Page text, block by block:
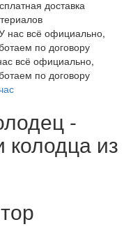
доставка
всё официально,
по договору
-
колодца из